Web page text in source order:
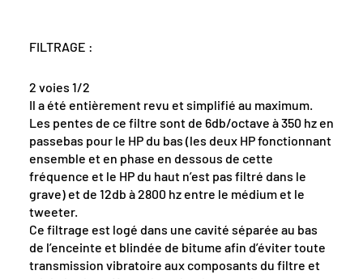
FILTRAGE :
2 voies 1/2
Il a été entièrement revu et simplifié au maximum.
Les pentes de ce filtre sont de 6db/octave à 350 hz en
passebas pour le HP du bas (les deux HP fonctionnant
ensemble et en phase en dessous de cette
fréquence et le HP du haut n’est pas filtré dans le
grave) et de 12db à 2800 hz entre le médium et le
tweeter.
Ce filtrage est logé dans une cavité séparée au bas
de l’enceinte et blindée de bitume afin d’éviter toute
transmission vibratoire aux composants du filtre et